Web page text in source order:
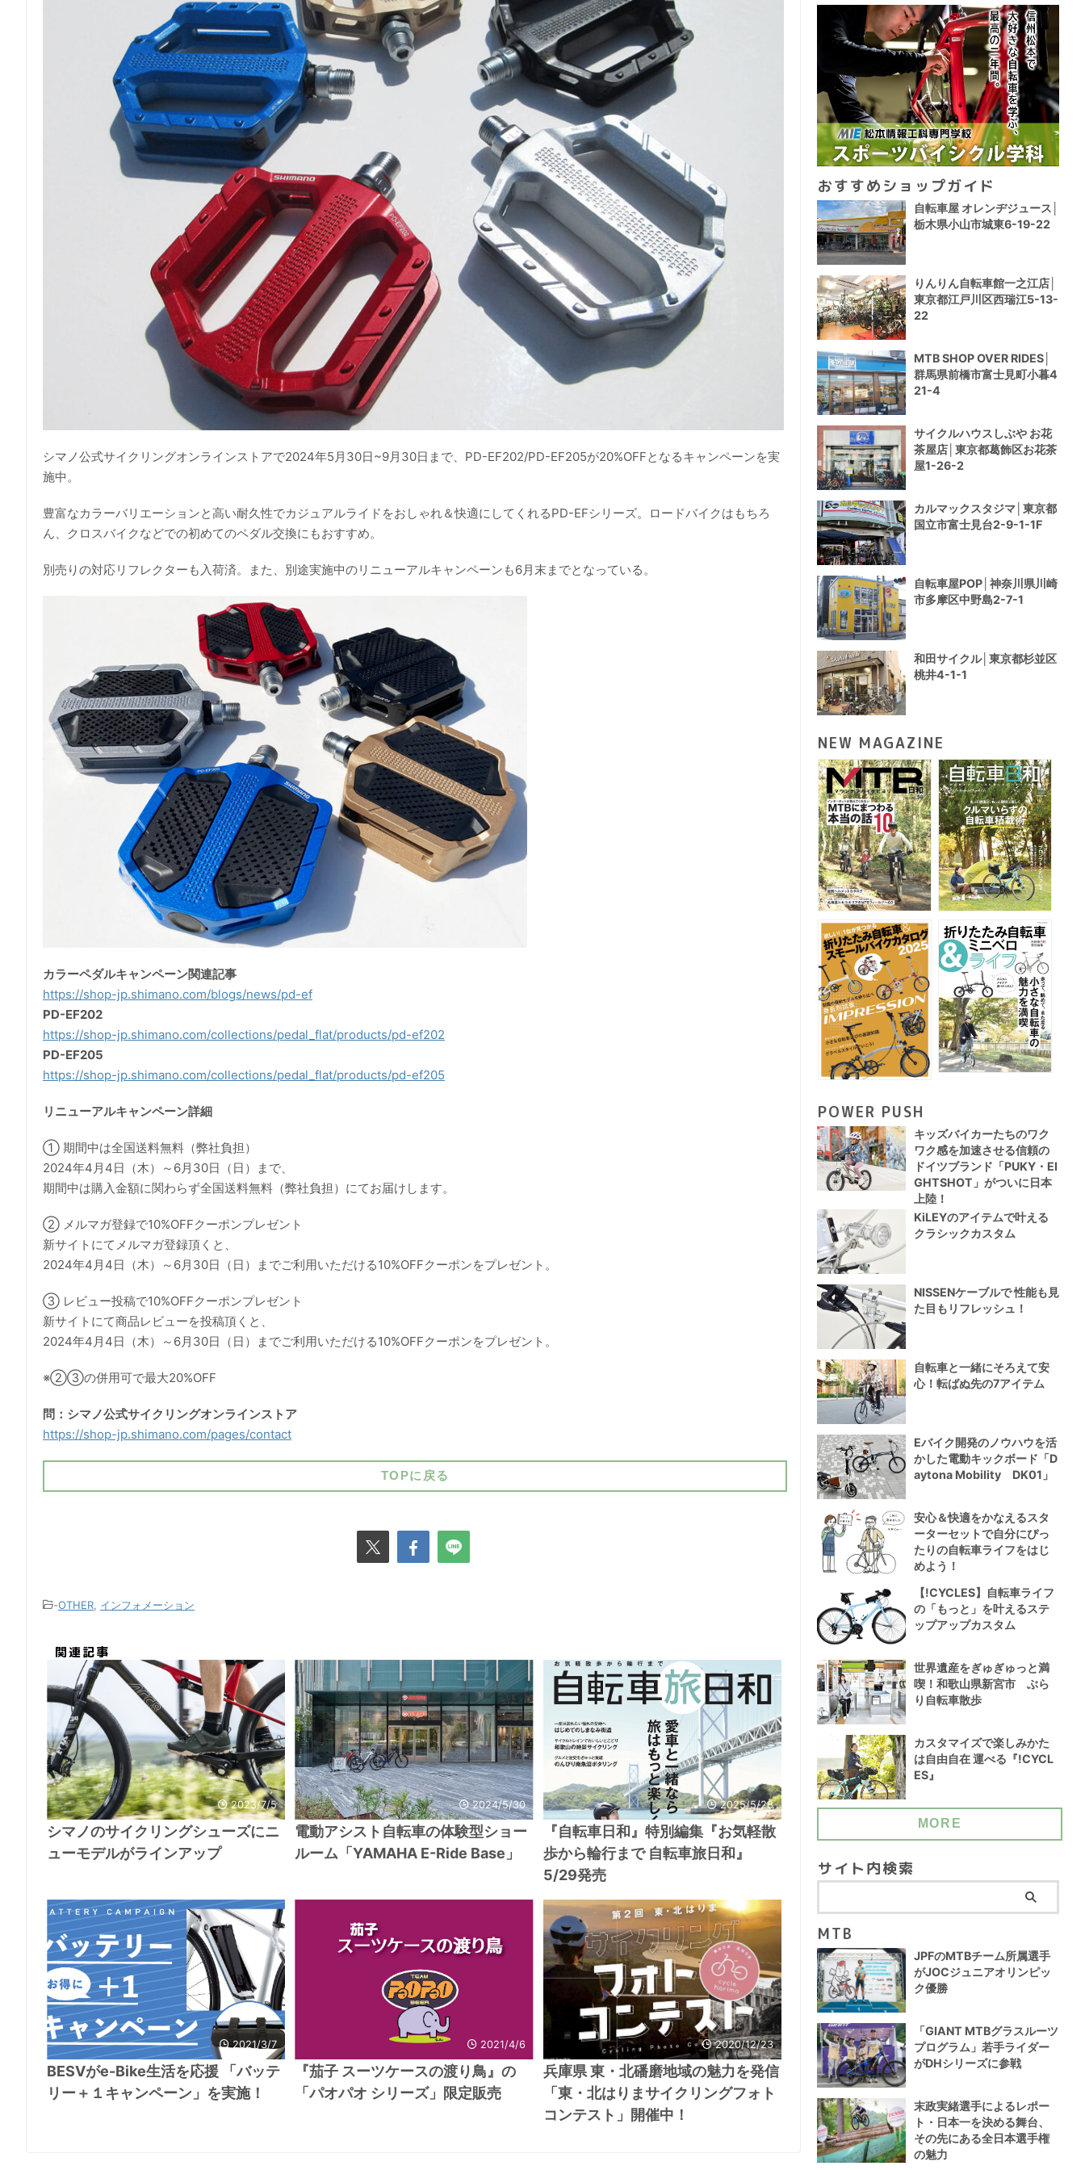
シマノ公式サイクリングオンラインストアで2024年5月30日~9月30日まで、PD-EF202/PD-EF205が20%OFFとなるキャンペーンを実
施中。
豊富なカラーバリエーションと高い耐久性でカジュアルライドをおしゃれ＆快適にしてくれるPD-EFシリーズ。ロードバイクはもちろ
ん、クロスバイクなどでの初めてのペダル交換にもおすすめ。
別売りの対応リフレクターも入荷済。また、別途実施中のリニューアルキャンペーンも6月末までとなっている。
カラーペダルキャンペーン関連記事
https://shop-jp.shimano.com/blogs/news/pd-ef
PD-EF202
https://shop-jp.shimano.com/collections/pedal_flat/products/pd-ef202
PD-EF205
https://shop-jp.shimano.com/collections/pedal_flat/products/pd-ef205
リニューアルキャンペーン詳細
① 期間中は全国送料無料（弊社負担）
2024年4月4日（木）～6月30日（日）まで、
期間中は購入金額に関わらず全国送料無料（弊社負担）にてお届けします。
② メルマガ登録で10%OFFクーポンプレゼント
新サイトにてメルマガ登録頂くと、
2024年4月4日（木）～6月30日（日）までご利用いただける10%OFFクーポンをプレゼント。
③ レビュー投稿で10%OFFクーポンプレゼント
新サイトにて商品レビューを投稿頂くと、
2024年4月4日（木）～6月30日（日）までご利用いただける10%OFFクーポンをプレゼント。
※②③の併用可で最大20%OFF
問：シマノ公式サイクリングオンラインストア
https://shop-jp.shimano.com/pages/contact
TOPに戻る
-OTHER インフォメーション
関連記事
2023/7/5
シマノのサイクリングシューズにニ
ューモデルがラインアップ
2024/5/30
電動アシスト自転車の体験型ショー
ルーム「YAMAHA E-Ride Base」
2025/5/28
『自転車日和』特別編集『お気軽散
歩から輪行まで 自転車旅日和』
5/29発売
2021/3/7
BESVがe-Bike生活を応援 「バッテ
リー＋１キャンペーン」を実施！
2021/4/6
『茄子 スーツケースの渡り鳥』の
「パオパオ シリーズ」限定販売
2020/12/23
兵庫県 東・北磻磨地域の魅力を発信
「東・北はりまサイクリングフォト
コンテスト」開催中！
おすすめショップガイド
自転車屋 オレンヂジュース│
栃木県小山市城東6-19-22
りんりん自転車館一之江店│
東京都江戸川区西瑞江5-13-
22
MTB SHOP OVER RIDES│
群馬県前橋市富士見町小暮4
21-4
サイクルハウスしぶや お花
茶屋店│東京都葛飾区お花茶
屋1-26-2
カルマックスタジマ│東京都
国立市富士見台2-9-1-1F
自転車屋POP│神奈川県川崎
市多摩区中野島2-7-1
和田サイクル│東京都杉並区
桃井4-1-1
NEW MAGAZINE
POWER PUSH
キッズバイカーたちのワク
ワク感を加速させる信頼の
ドイツブランド「PUKY・EI
GHTSHOT」がついに日本
上陸！
KiLEYのアイテムで叶える
クラシックカスタム
NISSENケーブルで 性能も見
た目もリフレッシュ！
自転車と一緒にそろえて安
心！転ばぬ先の7アイテム
Eバイク開発のノウハウを活
かした電動キックボード「D
aytona Mobility DK01」
安心＆快適をかなえるスタ
ーターセットで自分にぴっ
たりの自転車ライフをはじ
めよう！
【!CYCLES】自転車ライフ
の「もっと」を叶えるステ
ップアップカスタム
世界遺産をぎゅぎゅっと満
喫！和歌山県新宮市 ぶら
り自転車散歩
カスタマイズで楽しみかた
は自由自在 運べる『!CYCL
ES』
MORE
サイト内検索
MTB
JPFのMTBチーム所属選手
がJOCジュニアオリンピッ
ク優勝
「GIANT MTBグラスルーツ
プログラム」若手ライダー
がDHシリーズに参戦
末政実緒選手によるレポー
ト・日本一を決める舞台、
その先にある全日本選手権
の魅力